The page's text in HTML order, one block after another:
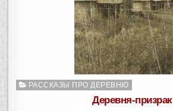
Опубликовано
РАССКАЗЫ ПРО ДЕРЕВНЮ
Деревня-призрак